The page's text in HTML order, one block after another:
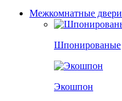
Межкомнатные двери
Шпонированые
Экошпон